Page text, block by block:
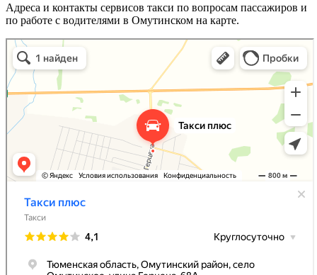
Адреса и контакты сервисов такси по вопросам пассажиров и
по работе с водителями в Омутинском на карте.